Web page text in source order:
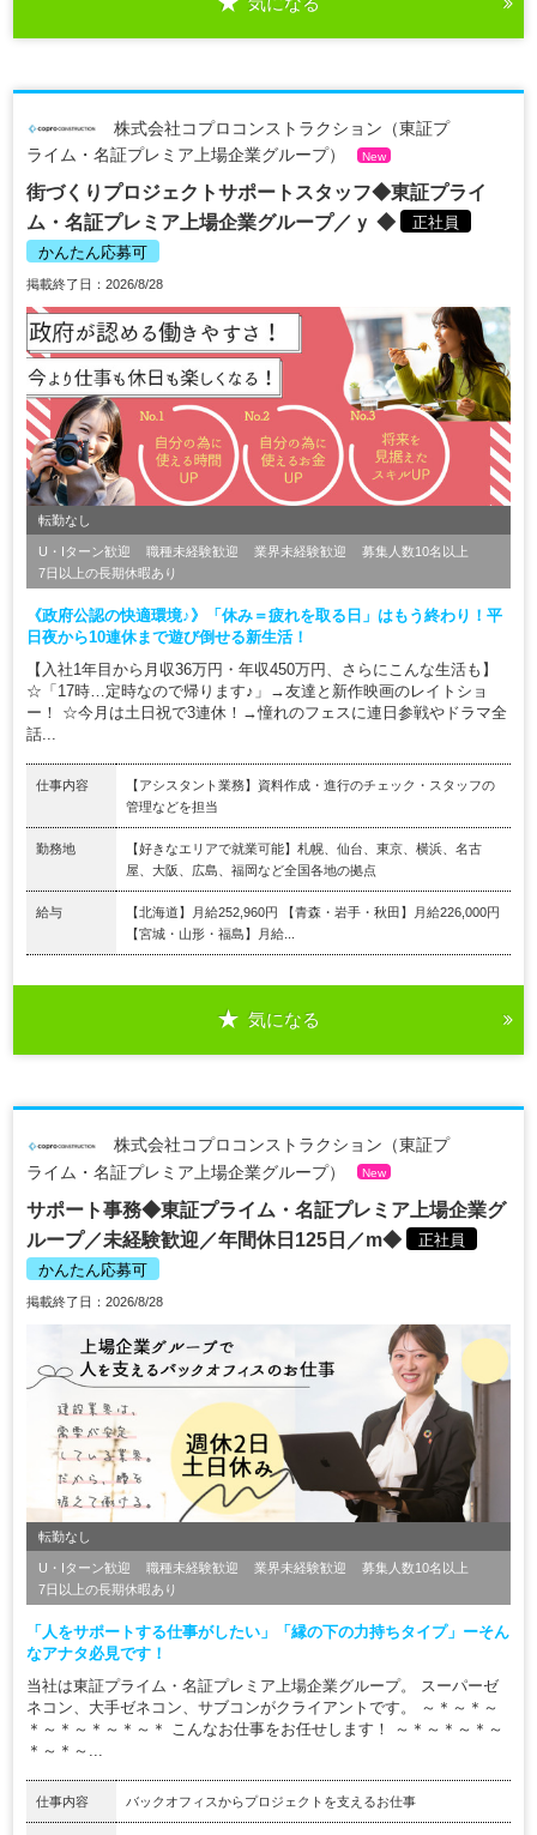
株式会社コプロコンストラクション（東証プ
ライム・名証プレミア上場企業グループ）
New
街づくりプロジェクトサポートスタッフ◆東証プライ
ム・名証プレミア上場企業グループ／ｙ ◆
正社員
かんたん応募可
掲載終了日：2026/8/28
転勤なし
U・Iターン歓迎 職種未経験歓迎 業界未経験歓迎
募集人数10名以上
7日以上の長期休暇あり
《政府公認の快適環境♪》「休み＝疲れを取る日」はもう終わり！平
日夜から10連休まで遊び倒せる新生活！
【入社1年目から月収36万円・年収450万円、さらにこんな生活も】
☆「17時…定時なので帰ります♪」→友達と新作映画のレイトショ
ー！ ☆今月は土日祝で3連休！→憧れのフェスに連日参戦やドラマ全
話...
仕事内容
【アシスタント業務】資料作成・進行のチェック・スタッフの
管理などを担当
勤務地
【好きなエリアで就業可能】札幌、仙台、東京、横浜、名古
屋、大阪、広島、福岡など全国各地の拠点
給与
【北海道】月給252,960円 【青森・岩手・秋田】月給226,000円
【宮城・山形・福島】月給...
気になる
株式会社コプロコンストラクション（東証プ
ライム・名証プレミア上場企業グループ）
New
サポート事務◆東証プライム・名証プレミア上場企業グ
ループ／未経験歓迎／年間休日125日／m◆
正社員
かんたん応募可
掲載終了日：2026/8/28
転勤なし
U・Iターン歓迎 職種未経験歓迎 業界未経験歓迎
募集人数10名以上
7日以上の長期休暇あり
「人をサポートする仕事がしたい」「縁の下の力持ちタイプ」ーそん
なアナタ必見です！
当社は東証プライム・名証プレミア上場企業グループ。 スーパーゼ
ネコン、大手ゼネコン、サブコンがクライアントです。 ～＊～＊～
＊～＊～＊～＊～＊ こんなお仕事をお任せします！ ～＊～＊～＊～
＊～＊～...
仕事内容 バックオフィスからプロジェクトを支えるお仕事